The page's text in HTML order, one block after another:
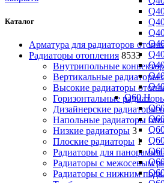
Q60 H
Каталог
Арматура для радиаторов
Радиаторы отопления 8533
Внутрипольные
Вертикальные радиаторы
Высокие радиаторы
Горизонтальные
Дизайнерские радиаторы
Напольные радиаторы
Низкие радиаторы 3
Плоские радиаторы 1
Радиаторы для
Радиаторы с межосевым
Радиаторы с нижним